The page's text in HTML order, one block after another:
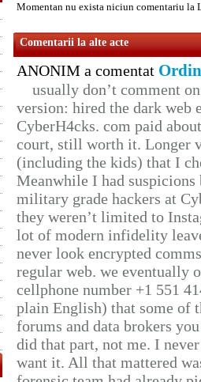
Momentan nu exista niciun comentariu la
Comentarii la alte acte
ANONIM a comentat
usually don’t comment
version: hired the dark web
CyberH4cks. com paid
court, still worth it. Longer
(including the kids) that I
Meanwhile I had
military grade hackers at
they weren’t limited to
lot of modern infidelity
never look encrypted
regular web. we eventually
cellphone number +1 551
plain English) that some of
forums and data brokers
did that part, not me. I
want it. All that mattered